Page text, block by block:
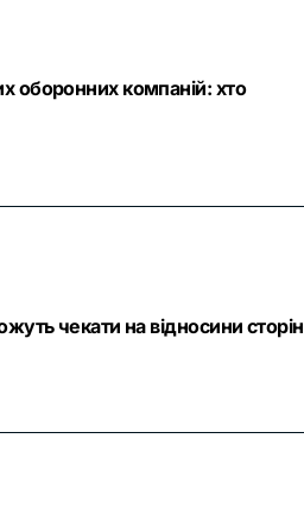
оборонних компаній: хто
чекати на відносини сторін